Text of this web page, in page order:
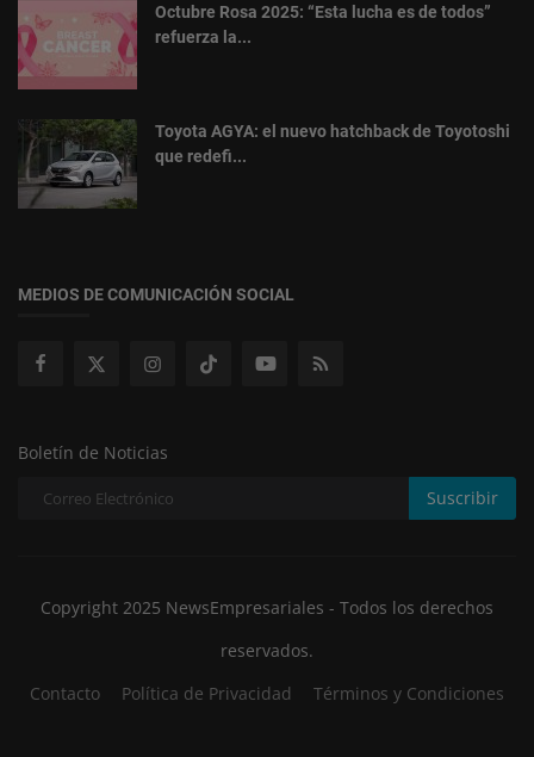
Octubre Rosa 2025: “Esta lucha es de todos”
refuerza la...
Toyota AGYA: el nuevo hatchback de Toyotoshi
que redefi...
MEDIOS DE COMUNICACIÓN SOCIAL
Boletín de Noticias
Suscribir
Copyright 2025 NewsEmpresariales - Todos los derechos
reservados.
Contacto
Política de Privacidad Términos y Condiciones